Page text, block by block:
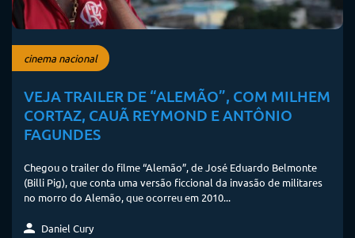
cinema nacional
VEJA TRAILER DE “ALEMÃO”, COM MILHEM
CORTAZ, CAUÃ REYMOND E ANTÔNIO
FAGUNDES
Chegou o trailer do filme “Alemão”, de José Eduardo Belmonte
(Billi Pig), que conta uma versão ficcional da invasão de militares
no morro do Alemão, que ocorreu em 2010...
Daniel Cury